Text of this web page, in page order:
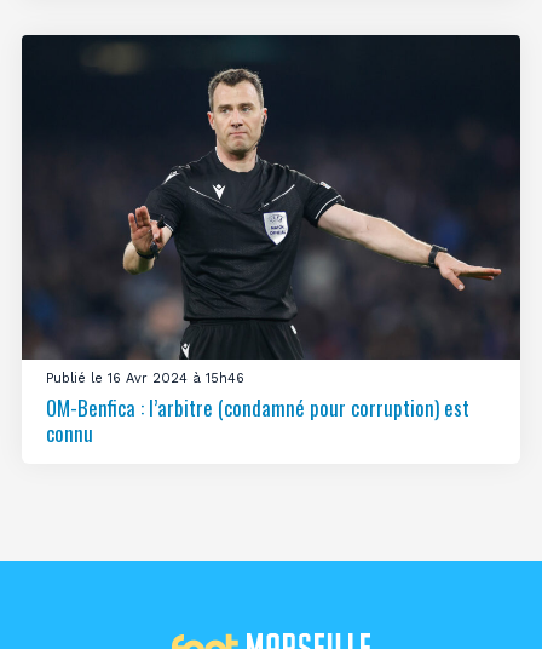
Publié le 16 Avr 2024 à 15h46
OM-Benfica : l’arbitre (condamné pour corruption) est
connu